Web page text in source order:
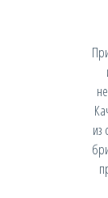
из